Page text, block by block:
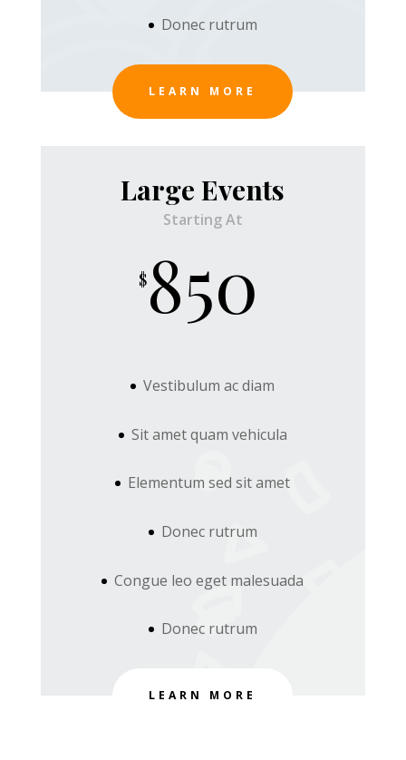
Donec rutrum
LEARN MORE
Large Events
Starting At
$850
Vestibulum ac diam
Sit amet quam vehicula
Elementum sed sit amet
Donec rutrum
Congue leo eget malesuada
Donec rutrum
LEARN MORE